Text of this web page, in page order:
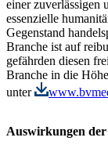
einer zuverlässigen
essenzielle
Gegenstand
Branche ist auf
gefährden diesen
Branche in die
unter
Auswirkungen